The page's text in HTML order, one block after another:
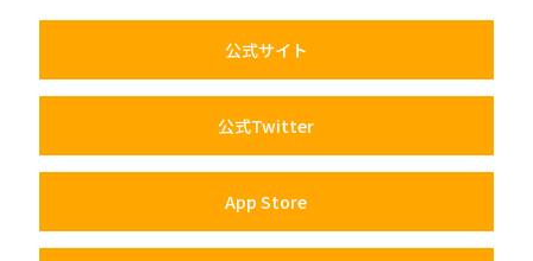
公式サイト
公式Twitter
App Store